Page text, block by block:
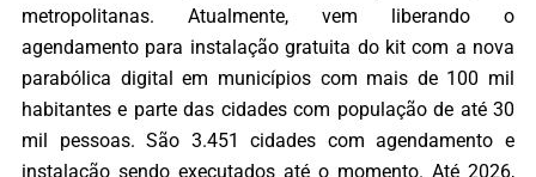
metropolitanas. Atualmente, vem liberando o
agendamento para instalação gratuita do kit com a nova
parabólica digital em municípios com mais de 100 mil
habitantes e parte das cidades com população de até 30
mil pessoas. São 3.451 cidades com agendamento e
instalação sendo executados até o momento. Até 2026,